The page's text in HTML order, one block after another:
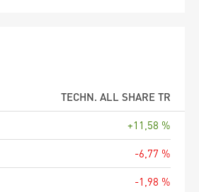
TECHN. ALL SHARE TR
+11,58 %
-6,77 %
-1,98 %